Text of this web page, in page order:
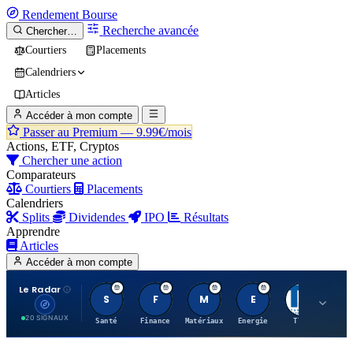
Rendement Bourse
Chercher… Recherche avancée
Courtiers
Placements
Calendriers
Articles
Accéder à mon compte
Passer au Premium — 9.99€/mois
Actions, ETF, Cryptos
Chercher une action
Comparateurs
Courtiers
Placements
Calendriers
Splits
Dividendes IPO
Résultats
Apprendre
Articles
Accéder à mon compte
Le Radar
20 SIGNAUX
S
Santé
F
Finance
M
Matériaux
E
Energie TTWO